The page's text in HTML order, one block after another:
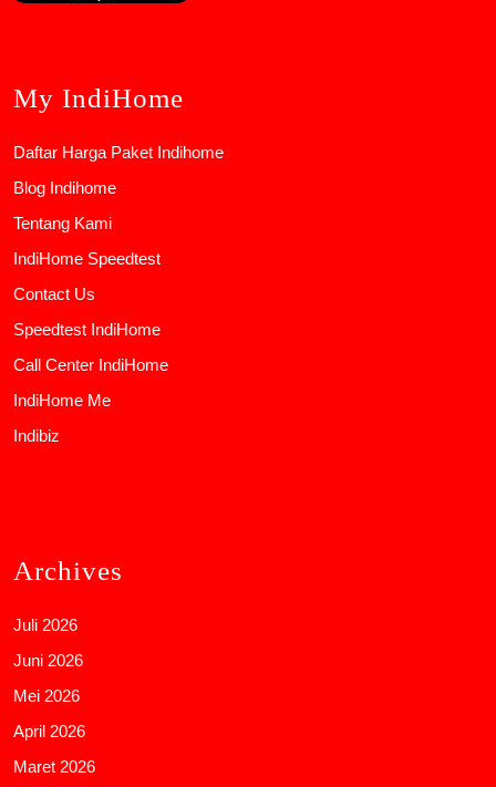
My IndiHome
Daftar Harga Paket Indihome
Blog Indihome
Tentang Kami
IndiHome Speedtest
Contact Us
Speedtest IndiHome
Call Center IndiHome
IndiHome Me
Indibiz
Archives
Juli 2026
Juni 2026
Mei 2026
April 2026
Maret 2026